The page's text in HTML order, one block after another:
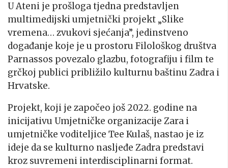
U Ateni je prošloga tjedna predstavljen
multimedijski umjetnički projekt „Slike
vremena… zvukovi sjećanja”, jedinstveno
događanje koje je u prostoru Filološkog društva
Parnassos povezalo glazbu, fotografiju i film te
grčkoj publici približilo kulturnu baštinu Zadra i
Hrvatske.
Projekt, koji je započeo još 2022. godine na
inicijativu Umjetničke organizacije Zara i
umjetničke voditeljice Tee Kulaš, nastao je iz
ideje da se kulturno nasljeđe Zadra predstavi
kroz suvremeni interdisciplinarni format.